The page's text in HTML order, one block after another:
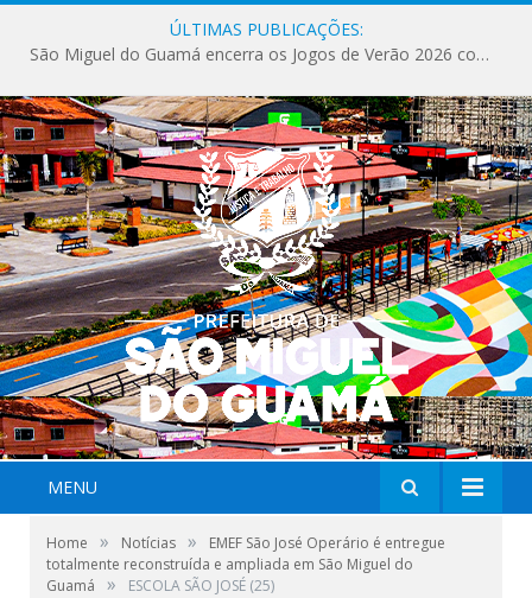
ÚLTIMAS PUBLICAÇÕES:
São Miguel do Guamá encerra os Jogos de Verão 2026 com sucesso de público e competições.
MENU
Home » Notícias »
EMEF São José Operário é entregue
totalmente reconstruída e ampliada em São Miguel do
Guamá
» ESCOLA SÃO JOSÉ (25)